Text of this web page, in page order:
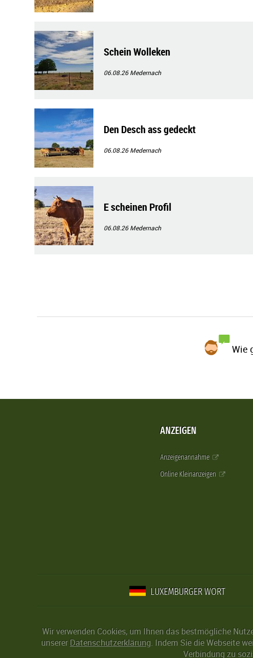
Schein Wolleken
06.08.26Medernach
Den Desch ass gedeckt
06.08.26Medernach
E scheinen Profil
06.08.26Medernach
Wie
ANZEIGEN
Anzeigenannahme
Online Kleinanzeigen
LUXEMBURGER WORT
Wir verwenden Cookies, um Ihnen das bestmögliche
unserer Datenschutzerklärung. Indem Sie die Webseite
Verbindung zu